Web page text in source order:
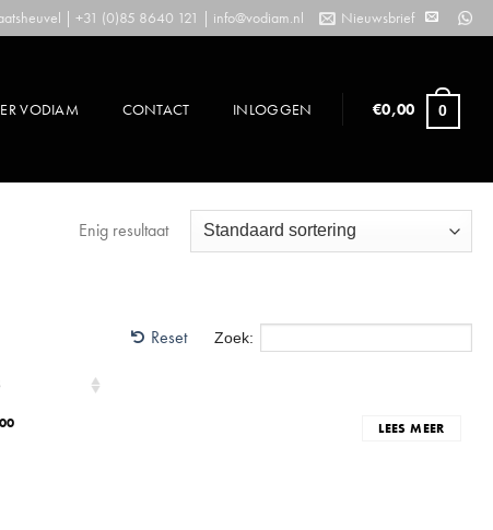
| +31 (0)85 8640 121 | info@vodiam.nl Nieuwsbrief
VODIAM CONTACT INLOGGEN €0,00 0
Enig resultaat
Reset Zoek:
LEES MEER